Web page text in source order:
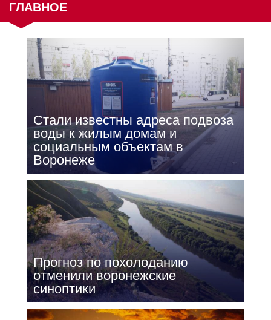
ГЛАВНОЕ
Стали известны адреса подвоза
воды к жилым домам и
социальным объектам в
Воронеже
Прогноз по похолоданию
отменили воронежские
синоптики